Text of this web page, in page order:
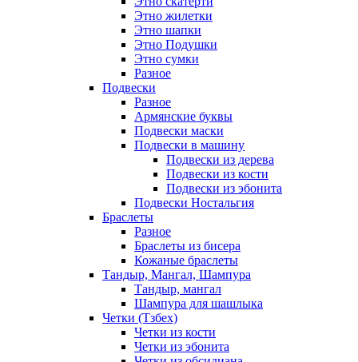
Этно жилетки
Этно шапки
Этно Подушки
Этно сумки
Разное
Подвески
Разное
Армянские буквы
Подвески маски
Подвески в машину
Подвески из дерева
Подвески из кости
Подвески из эбонита
Подвески Ностальгия
Браслеты
Разное
Браслеты из бисера
Кожаные браслеты
Тандыр, Мангал, Шампура
Тандыр, мангал
Шампура для шашлыка
Четки (Тзбех)
Четки из кости
Четки из эбонита